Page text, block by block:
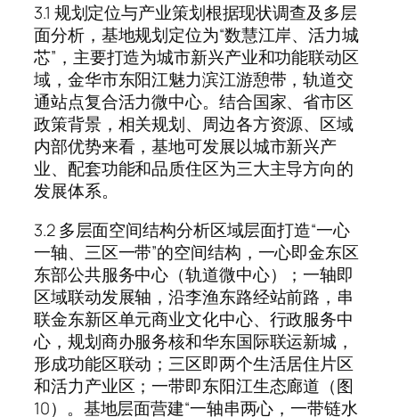
3.1 规划定位与产业策划根据现状调查及多层
面分析，基地规划定位为“数慧江岸、活力城
芯”，主要打造为城市新兴产业和功能联动区
域，金华市东阳江魅力滨江游憩带，轨道交
通站点复合活力微中心。结合国家、省市区
政策背景，相关规划、周边各方资源、区域
内部优势来看，基地可发展以城市新兴产
业、配套功能和品质住区为三大主导方向的
发展体系。
3.2 多层面空间结构分析区域层面打造“一心
一轴、三区一带”的空间结构，一心即金东区
东部公共服务中心（轨道微中心）；一轴即
区域联动发展轴，沿李渔东路经站前路，串
联金东新区单元商业文化中心、行政服务中
心，规划商办服务核和华东国际联运新城，
形成功能区联动；三区即两个生活居住片区
和活力产业区；一带即东阳江生态廊道（图
10）。基地层面营建“一轴串两心，一带链水